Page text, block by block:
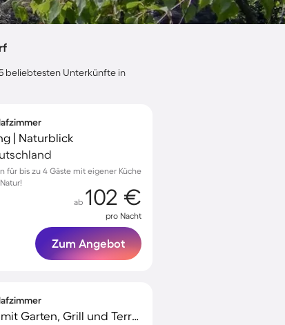
beliebtesten Unterkünfte in
| Naturblick
für bis zu 4 Gäste mit eigener Küche
ab 102 €
pro Nacht
Zum Angebot
Wunderschöne Wohnung mit Garten, Grill und Terrasse | Panoramablick | Haustiere erlaubt